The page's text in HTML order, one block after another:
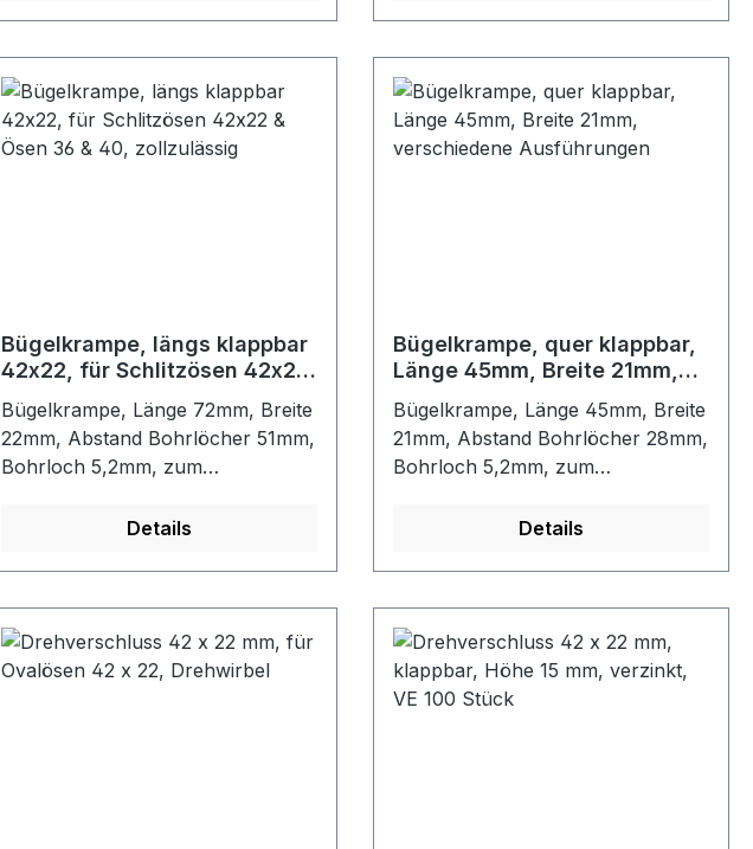
Bügelkrampe, längs klappbar
42x22, für Schlitzösen 42x22
Bügelkrampe, Länge 72mm, Breite
22mm, Abstand Bohrlöcher 51mm,
Bohrloch 5,2mm, zum
Persenning usw. mit Rechteck-
Details
Bügelkrampe, quer klappbar,
Länge 45mm, Breite 21mm,
Bügelkrampe, Länge 45mm, Breite
21mm, Abstand Bohrlöcher 28mm,
Bohrloch 5,2mm, zum
Persenning usw. mit Rechteck-
Details